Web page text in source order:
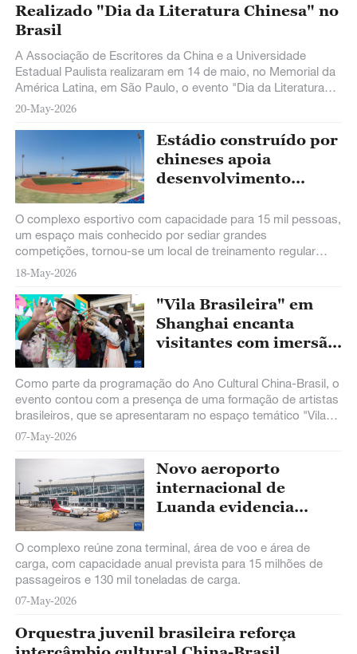
Realizado "Dia da Literatura Chinesa" no
Brasil
A Associação de Escritores da China e a Universidade
Estadual Paulista realizaram em 14 de maio, no Memorial da
América Latina, em São Paulo, o evento "Dia da Literatura
Chinesa".
20-May-2026
Estádio construído por
chineses apoia
desenvolvimento
comunitária de Cabo
Verde
O complexo esportivo com capacidade para 15 mil pessoas,
um espaço mais conhecido por sediar grandes
competições, tornou-se um local de treinamento regular
onde jovens locais desenvolvem habilidades atléticas e
disciplina.
18-May-2026
"Vila Brasileira" em
Shanghai encanta
visitantes com imersão
Brasil
Como parte da programação do Ano Cultural China-Brasil, o
evento contou com a presença de uma formação de artistas
brasileiros, que se apresentaram no espaço temático "Vila
Brasileira", localizado na Rua Hengshan, no distrito de Xuhui,
em Shanghai
07-May-2026
Novo aeroporto
internacional de
Luanda evidencia
China-Angola
O complexo reúne zona terminal, área de voo e área de
carga, com capacidade anual prevista para 15 milhões de
passageiros e 130 mil toneladas de carga.
07-May-2026
Orquestra juvenil brasileira reforça